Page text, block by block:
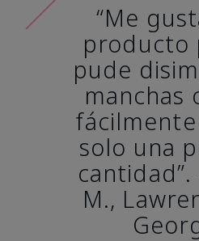
“Me
producto
pude
manchas
solo una
cantidad”.
M.,